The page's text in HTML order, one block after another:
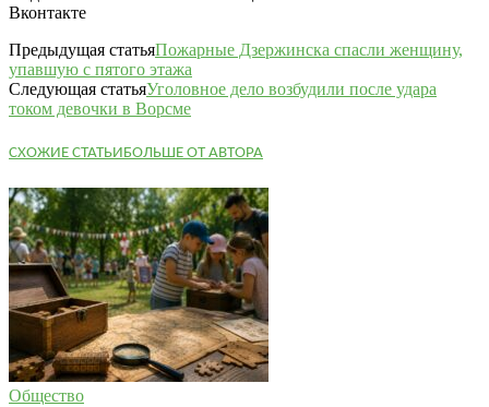
Вконтакте
Предыдущая статьяПожарные Дзержинска спасли женщину,
упавшую с пятого этажа
Следующая статьяУголовное дело возбудили после удара
током девочки в Ворсме
СХОЖИЕ СТАТЬИБОЛЬШЕ ОТ АВТОРА
Общество